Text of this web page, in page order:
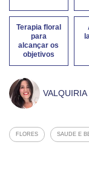
Terapia floral
para
alcançar os
objetivos
FLORES SAUDE E